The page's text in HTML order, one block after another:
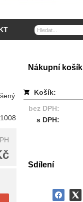
Nákupní košík
Košík:
bez DPH:
s DPH:
Sdílení